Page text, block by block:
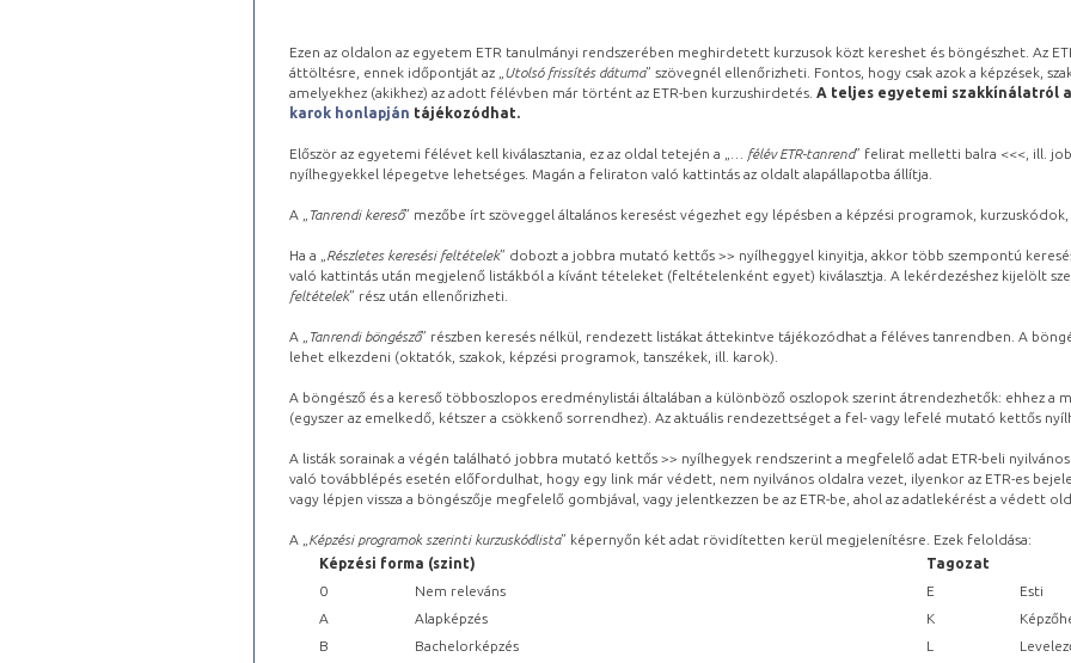
Ezen az oldalon az egyetem ETR tanulmányi rendszerében meghirdetett kurzusok közt kereshet és böngészhet. Az
áttöltésre, ennek időpontját az „ Utolsó frissítés dátuma” szövegnél ellenőrizheti. Fontos, hogy csak azok a képzések,
amelyekhez (akikhez) az adott félévben már történt az ETR-ben kurzushirdetés. A teljes egyetemi szakkínálatról a
karok honlapján tájékozódhat.
Először az egyetemi félévet kell kiválasztania, ez az oldal tetején a „ … félév ETR-tanrend” felirat melletti balra <<<, ill.
nyílhegyekkel lépegetve lehetséges. Magán a feliraton való kattintás az oldalt alapállapotba állítja.
A „ Tanrendi kereső” mezőbe írt szöveggel általános keresést végezhet egy lépésben a képzési programok,
Ha a „ Részletes keresési feltételek” dobozt a jobbra mutató kettős >> nyílheggyel kinyitja, akkor több szempontú
való kattintás után megjelenő listákból a kívánt tételeket (feltételenként egyet) kiválasztja. A lekérdezéshez kijelölt
feltételek” rész után ellenőrizheti.
A „ Tanrendi böngésző” részben keresés nélkül, rendezett listákat áttekintve tájékozódhat a féléves tanrendben. A
lehet elkezdeni (oktatók, szakok, képzési programok, tanszékek, ill. karok).
A böngésző és a kereső többoszlopos eredménylistái általában a különböző oszlopok szerint átrendezhetők: ehhez a
(egyszer az emelkedő, kétszer a csökkenő sorrendhez). Az aktuális rendezettséget a fel- vagy lefelé mutató kettős
A listák sorainak a végén található jobbra mutató kettős >> nyílhegyek rendszerint a megfelelő adat ETR-beli
való továbblépés esetén előfordulhat, hogy egy link már védett, nem nyilvános oldalra vezet, ilyenkor az ETR-es
vagy lépjen vissza a böngészője megfelelő gombjával, vagy jelentkezzen be az ETR-be, ahol az adatlekérést a védett
A „ Képzési programok szerinti kurzuskódlista” képernyőn két adat rövidítetten kerül megjelenítésre. Ezek feloldása:
Képzési forma (szint)
Tagozat
0
Nem releváns E
Esti
A
Alapképzés K
B
Bachelorképzés L